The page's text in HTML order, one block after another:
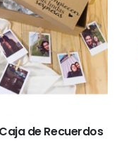
de Recuerdos